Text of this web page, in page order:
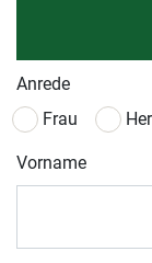
Anrede
Frau
Vorname